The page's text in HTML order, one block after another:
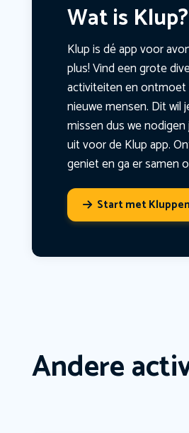
Wat is Klup?
Klup is dé app voor
plus! Vind een grote
activiteiten en ontmoet
nieuwe mensen. Dit wil
missen dus we
uit voor de Klup app.
geniet en ga er samen
Start met Kluppen
Andere